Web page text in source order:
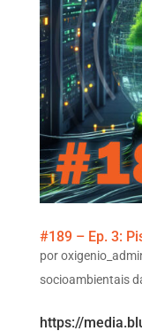
#189 – Ep. 3:
por
socioambientais
https://